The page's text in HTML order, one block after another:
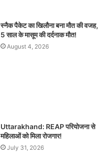
स्नैक पैकेट का खिलौना बना मौत की वजह,
5 साल के मासूम की दर्दनाक मौत!
August 4, 2026
Uttarakhand: REAP परियोजना से
महिलाओं को मिला रोजगार!
July 31, 2026